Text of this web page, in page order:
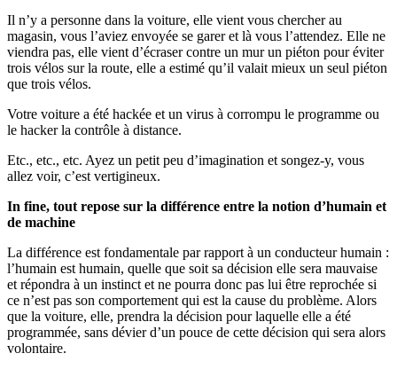
Il n’y a personne dans la voiture, elle vient vous chercher au
magasin, vous l’aviez envoyée se garer et là vous l’attendez. Elle ne
viendra pas, elle vient d’écraser contre un mur un piéton pour éviter
trois vélos sur la route, elle a estimé qu’il valait mieux un seul piéton
que trois vélos.
Votre voiture a été hackée et un virus à corrompu le programme ou
le hacker la contrôle à distance.
Etc., etc., etc. Ayez un petit peu d’imagination et songez-y, vous
allez voir, c’est vertigineux.
In fine, tout repose sur la différence entre la notion d’humain et
de machine
La différence est fondamentale par rapport à un conducteur humain :
l’humain est humain, quelle que soit sa décision elle sera mauvaise
et répondra à un instinct et ne pourra donc pas lui être reprochée si
ce n’est pas son comportement qui est la cause du problème. Alors
que la voiture, elle, prendra la décision pour laquelle elle a été
programmée, sans dévier d’un pouce de cette décision qui sera alors
volontaire.